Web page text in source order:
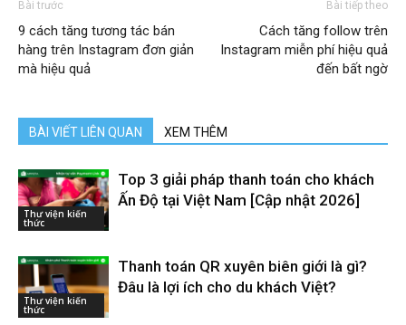
Bài trước
9 cách tăng tương tác bán
hàng trên Instagram đơn giản
mà hiệu quả
Bài tiếp theo
Cách tăng follow trên
Instagram miễn phí hiệu quả
đến bất ngờ
BÀI VIẾT LIÊN QUAN XEM THÊM
Thư viện kiến
thức
Top 3 giải pháp thanh toán cho khách
Ấn Độ tại Việt Nam [Cập nhật 2026]
Thư viện kiến
thức
Thanh toán QR xuyên biên giới là gì?
Đâu là lợi ích cho du khách Việt?